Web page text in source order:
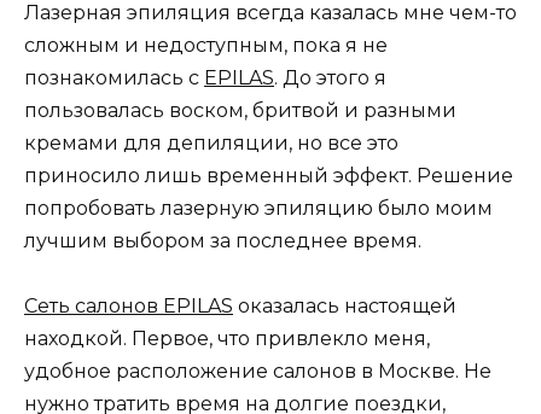
Лазерная эпиляция всегда казалась мне чем-то
сложным и недоступным, пока я не
познакомилась с EPILAS. До этого я
пользовалась воском, бритвой и разными
кремами для депиляции, но все это
приносило лишь временный эффект. Решение
попробовать лазерную эпиляцию было моим
лучшим выбором за последнее время.
Сеть салонов EPILAS оказалась настоящей
находкой. Первое, что привлекло меня,
удобное расположение салонов в Москве. Не
нужно тратить время на долгие поездки,